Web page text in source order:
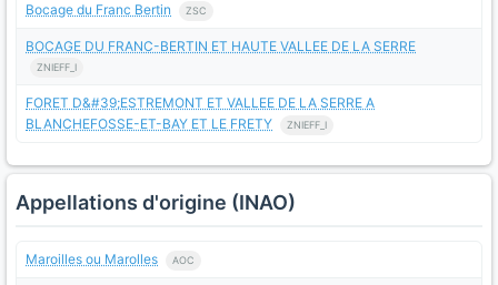
Bocage du Franc Bertin ZSC
BOCAGE DU FRANC-BERTIN ET HAUTE VALLEE DE LA SERRE
ZNIEFF_I
FORET D&#39;ESTREMONT ET VALLEE DE LA SERRE A
BLANCHEFOSSE-ET-BAY ET LE FRETY
ZNIEFF_I
Appellations d'origine (INAO)
Maroilles ou Marolles AOC